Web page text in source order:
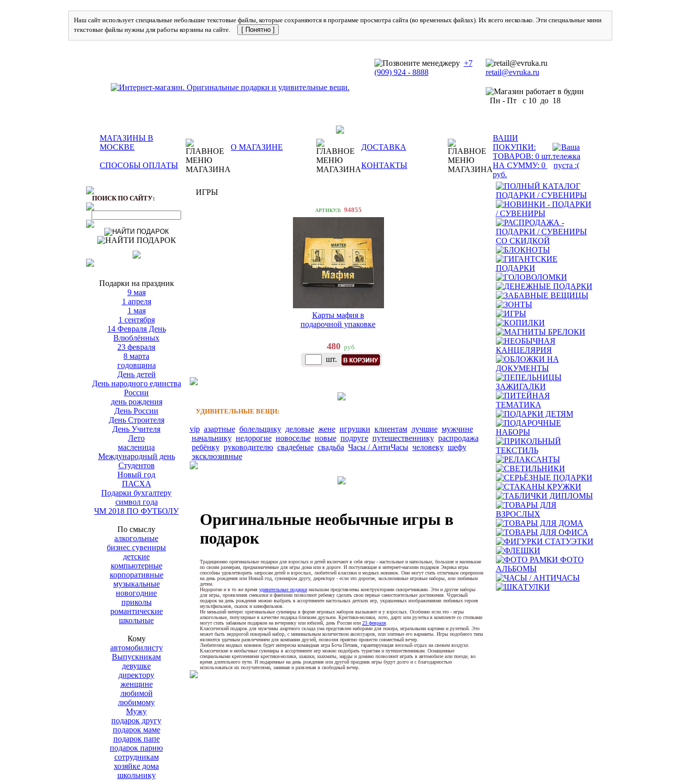
Наш сайт использует специальные небольшие текстовые файлы, которые сохраняются в программе просмотра сайта (во временных файлах). Их всего несколько. Эти специальные мини
текстовые файлы нужны для работы корзины на сайте.
[ Понятно ]
+7
(909) 924 - 8888 retail@evruka.ru
Пн - Пт с 10 до 18
МАГАЗИНЫ В
МОСКВЕ
О МАГАЗИНЕ ДОСТАВКА
ВАШИ
ПОКУПКИ:
СПОСОБЫ ОПЛАТЫ КОНТАКТЫ
ТОВАРОВ: 0 шт.
НА СУММУ: 0
руб.
ПОИСК ПО САЙТУ:
Подарки на праздник
9 мая
1 апреля
1 мая
1 сентября
14 Февраля День
Влюблённых
23 февраля
8 марта
годовщина
День детей
День народного единства
России
день рождения
День России
День Строителя
День Учителя
Лето
масленица
Международный день
Студентов
Новый год
ПАСХА
Подарки бухгалтеру
символ года
ЧМ 2018 ПО ФУТБОЛУ
По смыслу
алкогольные
бизнес сувениры
детские
компьютерные
корпоративные
музыкальные
новогодние
приколы
романтические
школьные
Кому
автомобилисту
Выпускникам
девушке
директору
женщине
любимой
любимому
Мужу
подарок другу
подарок маме
подарок папе
подарок парню
сотрудникам
хозяйке дома
школьнику
ИГРЫ
АРТИКУЛ: 94855
Карты мафия в
подарочной упаковке
480 руб.
шт.
УДИВИТЕЛЬНЫЕ ВЕЩИ:
vip азартные болельщику деловые жене игрушки клиентам лучшие мужчине
начальнику недорогие новоселье новые подруге путешественнику распродажа
ребёнку руководителю свадебные свадьба Часы / АнтиЧасы человеку шефу
эксклюзивные
Оригинальные необычные игры в
подарок
Традиционно оригинальные подарки для взрослых и детей включают в себя игры - настольные и напольные, большие и маленькие
по своим размерам, предназначенные для игры дома или в дороге. И поступающие в интернет-магазин подарков Эврика игры
способны удовлетворить запросам детей и взрослых, любителей классики и модных новинок. Они могут стать отличным сюрпризом
на день рождения или Новый год, сувениром другу, директору - если это дорогие, эксклюзивные игровые наборы, или любимым
детям.
Недорогие и в то же время удивительные подаркималышам представлены конструкторами скворечниками. Эти и другие наборы
для игры, проявления смекалки и фантазии позволяют ребенку сделать свои первые самостоятельные достижения. Чудесный
подарок на день рождения можно выбрать в ассортименте настольных детских игр, украшенных изображениями любимых героев
мультфильмов, сказок и кинофильмов.
Не меньший интерес оригинальные сувениры в форме игровых наборов вызывают и у взрослых. Особенно если это - игры
алкогольные, популярные в качестве подарка близким друзьям. Крестики-нолики, лото, дартс или рулетка в комплекте со стопками
могут стать забавным подарком на вечеринку или юбилей, день России или 23 февраля.
Классический подарок для мужчины азартного склада ума представлен наборами для покера, игральными картами и рулеткой. Это
может быть недорогой покерный набор, с минимальным количеством аксессуаров, или элитные его варианты. Игры подобного типа
являются удачным развлечением для компании друзей, позволяя приятно провести совместный вечер.
Любителям модных новинок будет интересна командная игра Боча Петанк, гарантирующая веселый отдых на свежем воздухе.
Классические и необычные сувениры в ассортименте игр можно подобрать туристам и путешественникам. Оснащенные
специальными креплениями крестики-нолики, шашки, шахматы, нарды и домино позволяют играть в автомобиле или поезде, во
время длительного пути. И подаренные на день рождения или другой праздник игры будут долго и с благодарностью
использоваться их получателями, занимая и развлекая в свободный вечер.